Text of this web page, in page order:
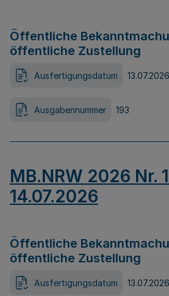
Öffentliche
öffentliche Zustellung
Ausfertigungsdatum 13.07.2026
Ausgabennummer 193
MB.NRW 2026 Nr.
14.07.2026
Öffentliche
öffentliche Zustellung
Ausfertigungsdatum 13.07.2026